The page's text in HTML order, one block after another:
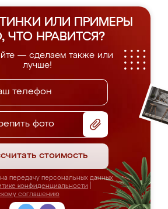
ИЛИ ПРИМЕРЫ
ЧТО НРАВИТСЯ?
— сделаем также или
лучше!
фото
стоимость
передачу персональных данных
конфиденциальности
соглашению